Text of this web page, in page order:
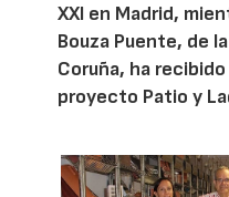
XXI en Madrid,
Bouza Puente, de
Coruña, ha
proyecto Patio y